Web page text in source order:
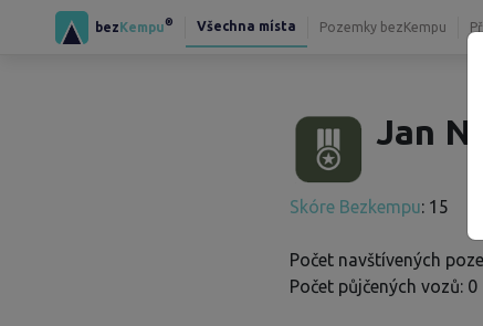
bezKempu® Všechna místa Pozemky bezKempu
Jan N.
Skóre Bezkempu: 15
Počet navštívených
Počet půjčených vozů: 0